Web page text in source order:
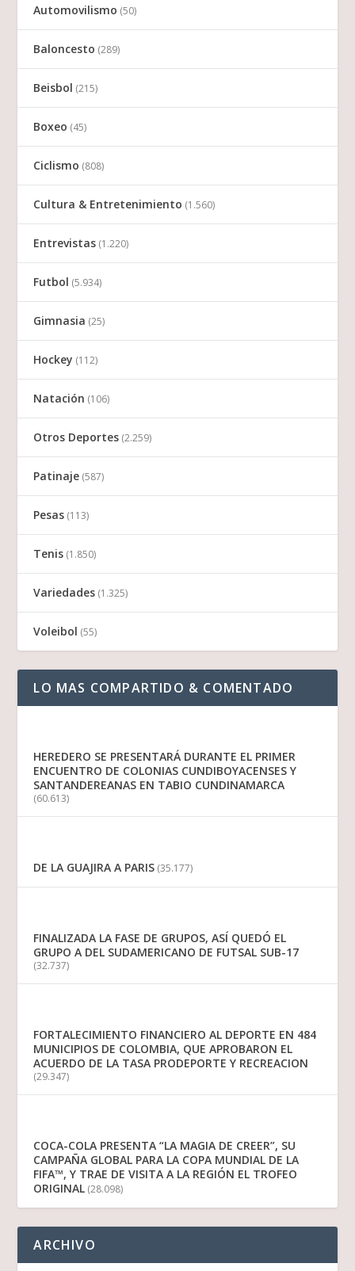
Automovilismo (50)
Baloncesto (289)
Beisbol (215)
Boxeo (45)
Ciclismo (808)
Cultura & Entretenimiento (1.560)
Entrevistas (1.220)
Futbol (5.934)
Gimnasia (25)
Hockey (112)
Natación (106)
Otros Deportes (2.259)
Patinaje (587)
Pesas (113)
Tenis (1.850)
Variedades (1.325)
Voleibol (55)
LO MAS COMPARTIDO & COMENTADO
HEREDERO SE PRESENTARÁ DURANTE EL PRIMER
ENCUENTRO DE COLONIAS CUNDIBOYACENSES Y
SANTANDEREANAS EN TABIO CUNDINAMARCA
(60.613)
DE LA GUAJIRA A PARIS (35.177)
FINALIZADA LA FASE DE GRUPOS, ASÍ QUEDÓ EL
GRUPO A DEL SUDAMERICANO DE FUTSAL SUB-17
(32.737)
FORTALECIMIENTO FINANCIERO AL DEPORTE EN 484
MUNICIPIOS DE COLOMBIA, QUE APROBARON EL
ACUERDO DE LA TASA PRODEPORTE Y RECREACION
(29.347)
COCA-COLA PRESENTA “LA MAGIA DE CREER”, SU
CAMPAÑA GLOBAL PARA LA COPA MUNDIAL DE LA
FIFA™, Y TRAE DE VISITA A LA REGIÓN EL TROFEO
ORIGINAL (28.098)
ARCHIVO